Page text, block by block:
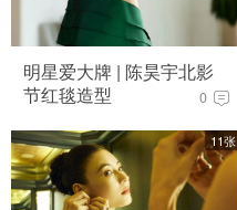
明星爱大牌 | 陈昊宇北影
节红毯造型
0
11张